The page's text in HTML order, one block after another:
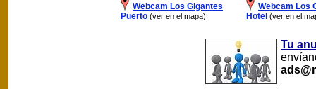
Webcam Los Gigantes
Puerto (ver en el mapa)
Webcam Los
Hotel (ver en el
Tu